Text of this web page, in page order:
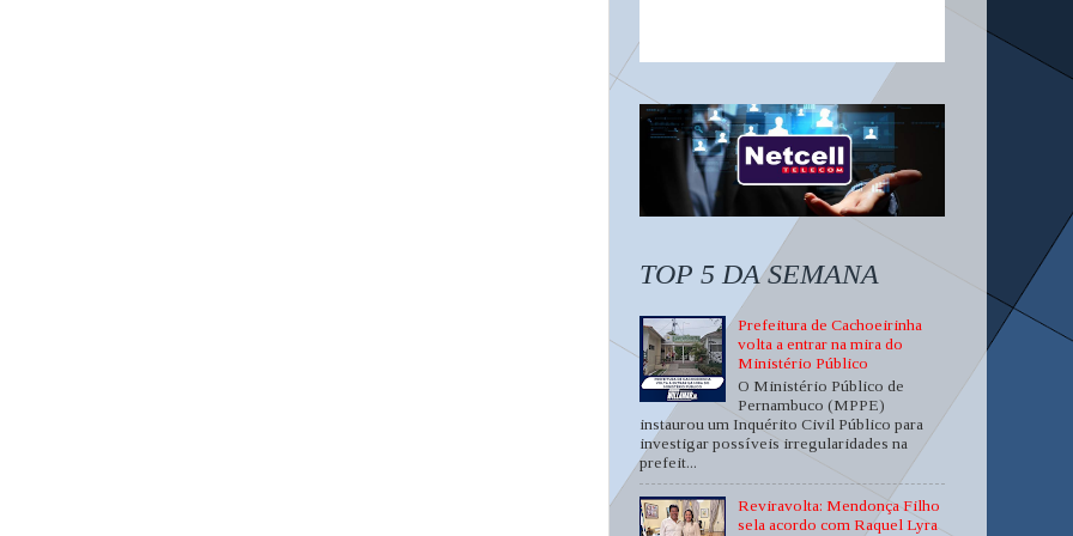
TOP 5 DA SEMANA
Prefeitura de Cachoeirinha
volta a entrar na mira do
Ministério Público
O Ministério Público de
Pernambuco (MPPE)
instaurou um Inquérito Civil Público para
investigar possíveis irregularidades na
prefeit...
Reviravolta: Mendonça Filho
sela acordo com Raquel Lyra